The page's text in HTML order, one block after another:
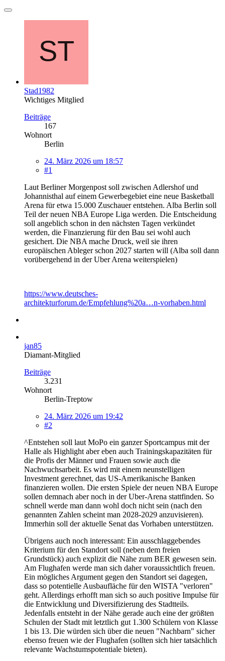
Stad1982
Wichtiges Mitglied
Beiträge
167
Wohnort
Berlin
24. März 2026 um 18:57
#1
Laut Berliner Morgenpost soll zwischen Adlershof und
Johannisthal auf einem Gewerbegebiet eine neue Basketball
Arena für etwa 15.000 Zuschauer entstehen. Alba Berlin soll
Teil der neuen NBA Europe Liga werden. Die Entscheidung
soll angeblich schon in den nächsten Tagen verkündet
werden, die Finanzierung für den Bau sei wohl auch
gesichert. Die NBA mache Druck, weil sie ihren
europäischen Ableger schon 2027 starten will (Alba soll dann
vorübergehend in der Uber Arena weiterspielen)
https://www.deutsches-
architekturforum.de/Empfehlung%20a…n-vorhaben.html
jan85
Diamant-Mitglied
Beiträge
3.231
Wohnort
Berlin-Treptow
24. März 2026 um 19:42
#2
^Entstehen soll laut MoPo ein ganzer Sportcampus mit der
Halle als Highlight aber eben auch Trainingskapazitäten für
die Profis der Männer und Frauen sowie auch die
Nachwuchsarbeit. Es wird mit einem neunstelligen
Investment gerechnet, das US-Amerikanische Banken
finanzieren wollen. Die ersten Spiele der neuen NBA Europe
sollen demnach aber noch in der Uber-Arena stattfinden. So
schnell werde man dann wohl doch nicht sein (nach den
genannten Zahlen scheint man 2028-2029 anzuvisieren).
Immerhin soll der aktuelle Senat das Vorhaben unterstützen.
Übrigens auch noch interessant: Ein ausschlaggebendes
Kriterium für den Standort soll (neben dem freien
Grundstück) auch explizit die Nähe zum BER gewesen sein.
Am Flughafen werde man sich daher voraussichtlich freuen.
Ein mögliches Argument gegen den Standort sei dagegen,
dass so potentielle Ausbaufläche für den WISTA "verloren"
geht. Allerdings erhofft man sich so auch positive Impulse für
die Entwicklung und Diversifizierung des Stadtteils.
Jedenfalls entsteht in der Nähe gerade auch eine der größten
Schulen der Stadt mit letztlich gut 1.300 Schülern von Klasse
1 bis 13. Die würden sich über die neuen "Nachbarn" sicher
ebenso freuen wie der Flughafen (sollten sich hier tatsächlich
relevante Wachstumspotentiale bieten).